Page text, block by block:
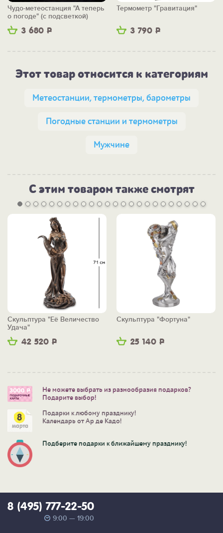
3 680 Р
Чудо-метеостанция "А теперь
о погоде" (с подсветкой)
3 790 Р
Термометр "Гравитация"
Этот товар относится к категориям
Метеостанции, термометры, барометры
Погодные станции и термометры
Мужчине
С этим товаром также смотрят
42 520 Р
Скульптура "Её Величество
Удача"
25 140 Р
Скульптура "Фортуна"
Не можете выбрать из разнообразия подарков?
Подарите выбор!
Подарки к любому празднику!
Календарь от Ар де Кадо!
Подберите подарки к ближайшему празднику!
8 (495) 777-22-50
9:00 — 19:00